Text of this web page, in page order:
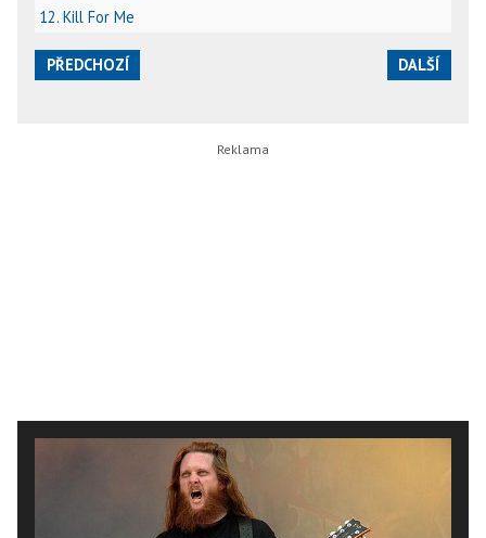
12. Kill For Me
PŘEDCHOZÍ DALŠÍ